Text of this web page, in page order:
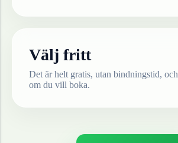
Välj fritt
Det är helt gratis, utan bindningstid,
om du vill boka.